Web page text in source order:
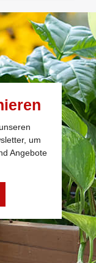
um
Angebote